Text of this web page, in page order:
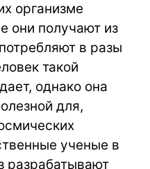
организме
они получают из
в разы
такой
однако она
для,
ученые в
разрабатывают